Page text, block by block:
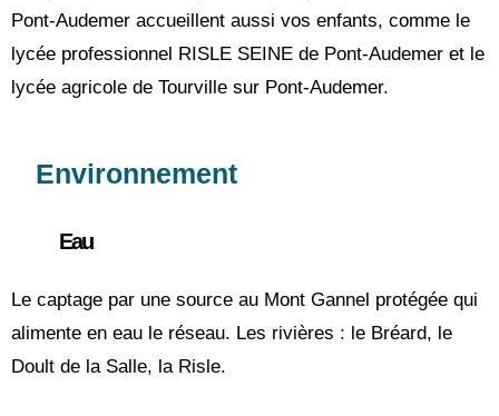
Pont-Audemer accueillent aussi vos enfants, comme le
lycée professionnel RISLE SEINE de Pont-Audemer et le
lycée agricole de Tourville sur Pont-Audemer.
Environnement
Eau
Le captage par une source au Mont Gannel protégée qui
alimente en eau le réseau. Les rivières : le Bréard, le
Doult de la Salle, la Risle.